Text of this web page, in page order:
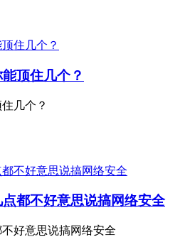
顶住几个？
几个？
都不好意思说搞网络安全
好意思说搞网络安全